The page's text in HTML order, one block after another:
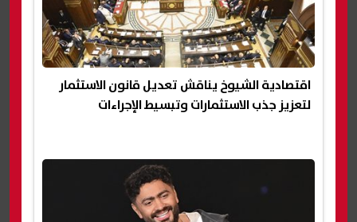
اقتصادية الشيوخ يناقش تعديل قانون الاستثمار
لتعزيز جذب الاستثمارات وتبسيط الإجراءات